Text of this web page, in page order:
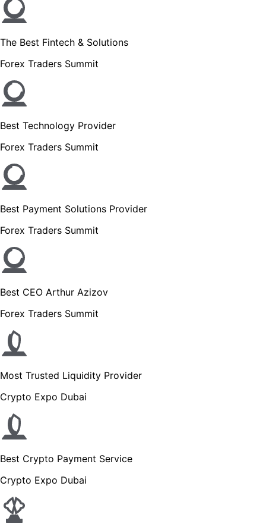
The Best Fintech & Solutions
Forex Traders Summit
Best Technology Provider
Forex Traders Summit
Best Payment Solutions Provider
Forex Traders Summit
Best CEO Arthur Azizov
Forex Traders Summit
Most Trusted Liquidity Provider
Crypto Expo Dubai
Best Crypto Payment Service
Crypto Expo Dubai